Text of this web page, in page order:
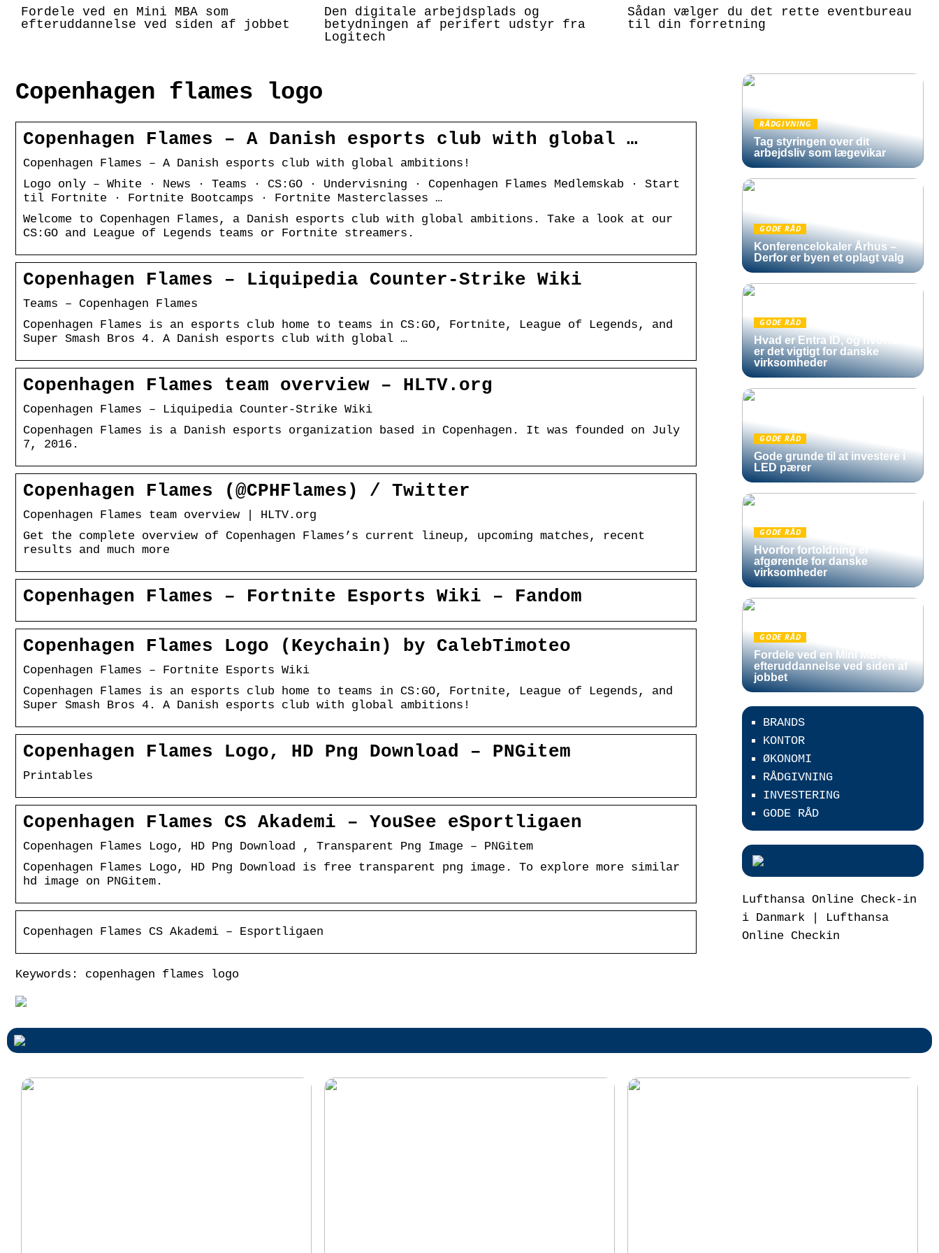
Fordele ved en Mini MBA som
efteruddannelse ved siden af jobbet
Den digitale arbejdsplads og
betydningen af perifert udstyr fra
Logitech
Sådan vælger du det rette eventbureau
til din forretning
Copenhagen flames logo
Copenhagen Flames – A Danish esports club with global …
Copenhagen Flames – A Danish esports club with global ambitions!
Logo only – White · News · Teams · CS:GO · Undervisning · Copenhagen Flames Medlemskab · Start
til Fortnite · Fortnite Bootcamps · Fortnite Masterclasses …
Welcome to Copenhagen Flames, a Danish esports club with global ambitions. Take a look at our
CS:GO and League of Legends teams or Fortnite streamers.
Copenhagen Flames – Liquipedia Counter-Strike Wiki
Teams – Copenhagen Flames
Copenhagen Flames is an esports club home to teams in CS:GO, Fortnite, League of Legends, and
Super Smash Bros 4. A Danish esports club with global …
Copenhagen Flames team overview – HLTV.org
Copenhagen Flames – Liquipedia Counter-Strike Wiki
Copenhagen Flames is a Danish esports organization based in Copenhagen. It was founded on July
7, 2016.
Copenhagen Flames (@CPHFlames) / Twitter
Copenhagen Flames team overview | HLTV.org
Get the complete overview of Copenhagen Flames’s current lineup, upcoming matches, recent
results and much more
Copenhagen Flames – Fortnite Esports Wiki – Fandom
Copenhagen Flames Logo (Keychain) by CalebTimoteo
Copenhagen Flames – Fortnite Esports Wiki
Copenhagen Flames is an esports club home to teams in CS:GO, Fortnite, League of Legends, and
Super Smash Bros 4. A Danish esports club with global ambitions!
Copenhagen Flames Logo, HD Png Download – PNGitem
Printables
Copenhagen Flames CS Akademi – YouSee eSportligaen
Copenhagen Flames Logo, HD Png Download , Transparent Png Image – PNGitem
Copenhagen Flames Logo, HD Png Download is free transparent png image. To explore more similar
hd image on PNGitem.
Copenhagen Flames CS Akademi – Esportligaen
Keywords: copenhagen flames logo
RÅDGIVNING
Tag styringen over dit
arbejdsliv som lægevikar
GODE RÅD
Konferencelokaler Århus –
Derfor er byen et oplagt valg
GODE RÅD
Hvad er Entra ID, og hvorfor
er det vigtigt for danske
virksomheder
GODE RÅD
Gode grunde til at investere i
LED pærer
GODE RÅD
Hvorfor fortoldning er
afgørende for danske
virksomheder
GODE RÅD
Fordele ved en Mini MBA som
efteruddannelse ved siden af
jobbet
BRANDS
KONTOR
ØKONOMI
RÅDGIVNING
INVESTERING
GODE RÅD
Lufthansa Online Check-in
i Danmark | Lufthansa
Online Checkin